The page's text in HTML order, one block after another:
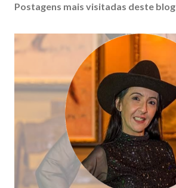
Postagens mais visitadas deste blog